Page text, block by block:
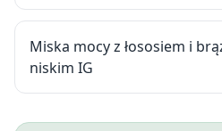
Miska mocy z łososiem i
niskim IG